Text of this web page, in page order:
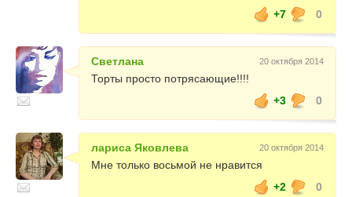
+7
0
Светлана 20 октября 2014
Торты просто потрясающие!!!!
+3
0
лариса Яковлева 20 октября 2014
Мне только восьмой не нравится
+2
0